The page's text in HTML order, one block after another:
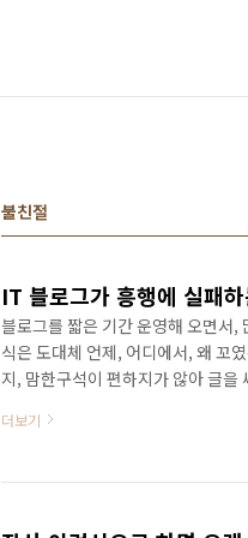
불친절
IT 블로그가 흥행에 실패
블로그를 짧은 기간 운영해 오면서
식은 도대체 언제, 어디에서, 왜 꼬
지, 맘한구석이 편하지가 않아 글
인에 걸릴 확률은 매우 낮습니다.
스로 검증하지 않은 사실에 대해서
더보기